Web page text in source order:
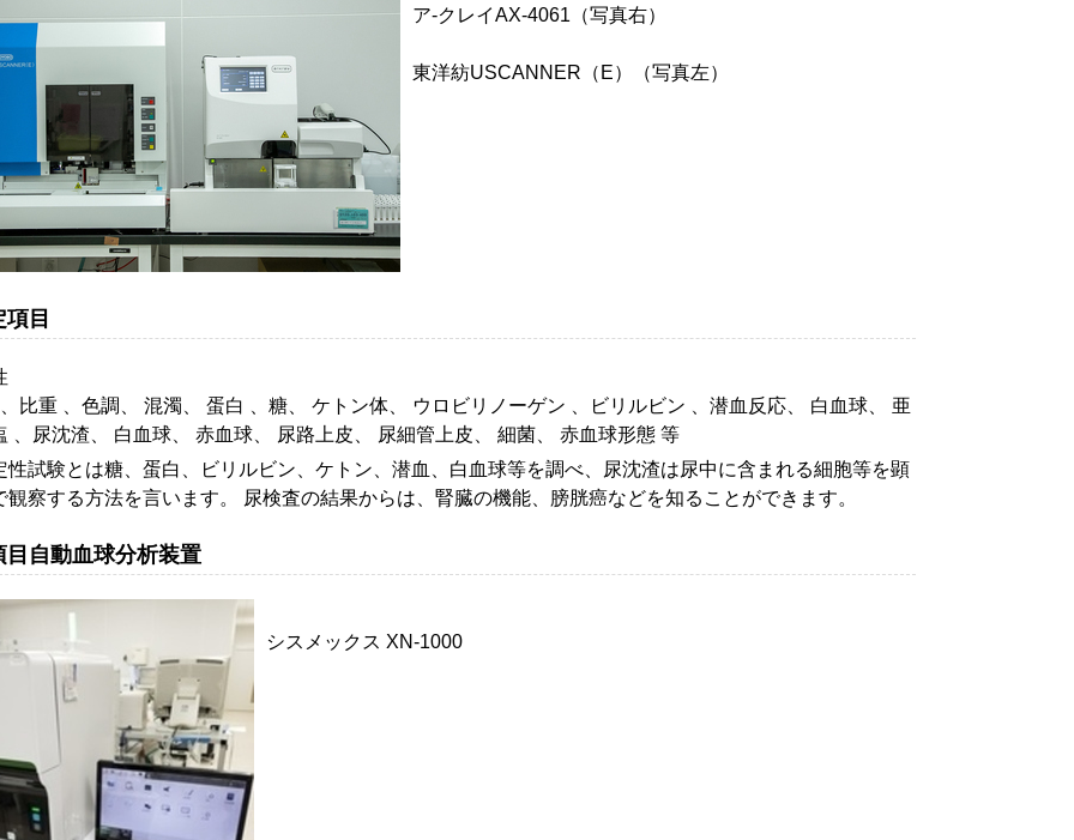
ア-クレイAX-4061（写真右）
東洋紡USCANNER（E）（写真左）
目
重 、色調、 混濁、 蛋白 、糖、 ケトン体、 ウロビリノーゲン 、ビリルビン 、潜血反応、 白血球、 亜
、尿沈渣、 白血球、 赤血球、 尿路上皮、 尿細管上皮、 細菌、 赤血球形態 等
試験とは糖、蛋白、ビリルビン、ケトン、潜血、白血球等を調べ、尿沈渣は尿中に含まれる細胞等を顕
観察する方法を言います。 尿検査の結果からは、腎臓の機能、膀胱癌などを知ることができます。
目自動血球分析装置
シスメックス XN-1000